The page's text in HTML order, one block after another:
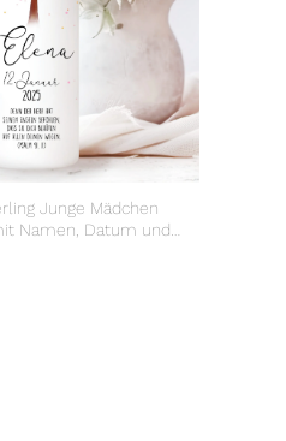
Junge Mädchen
Namen, Datum und